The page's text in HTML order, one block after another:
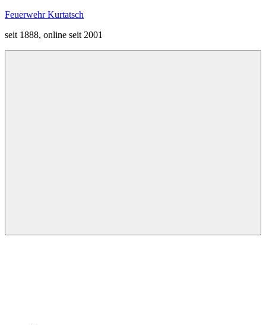
Zum
springen
Feuerwehr Kurtatsch
seit 1888, online seit 2001